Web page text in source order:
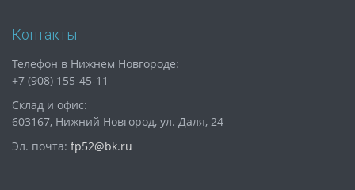
Контакты
Телефон в Нижнем Новгороде:
+7 (908) 155-45-11
Склад и офис:
603167, Нижний Новгород, ул. Даля, 24
Эл. почта: fp52@bk.ru